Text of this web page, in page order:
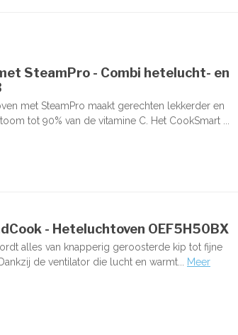
SteamPro - Combi hetelucht- en
met SteamPro maakt gerechten lekkerder en
tot 90% van de vitamine C. Het CookSmart ...
- Heteluchtoven OEF5H50BX
alles van knapperig geroosterde kip tot fijne
de ventilator die lucht en warmt...
Meer